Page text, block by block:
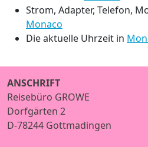
Strom, Adapter, Telefon,
Monaco
Die aktuelle Uhrzeit in
ANSCHRIFT
Reisebüro GROWE
Dorfgärten 2
D-78244 Gottmadingen